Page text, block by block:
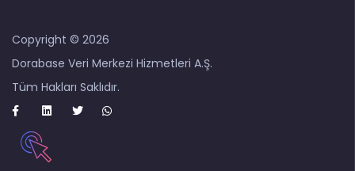
Copyright © 2026
Dorabase Veri Merkezi Hizmetleri A.Ş.
Tüm Hakları Saklıdır.